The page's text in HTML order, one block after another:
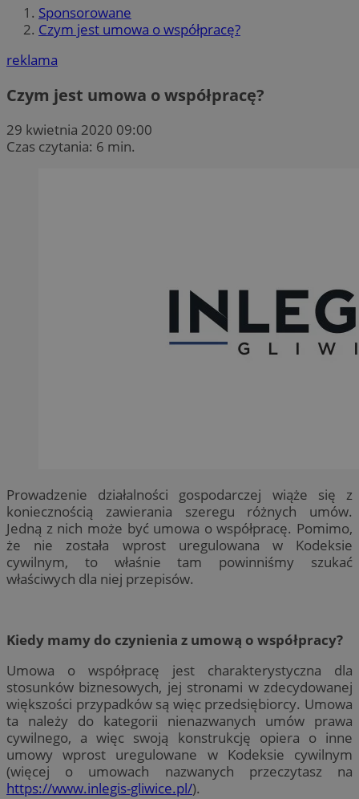
Sponsorowane
Czym jest umowa o współpracę?
reklama
Czym jest umowa o współpracę?
29 kwietnia 2020 09:00
Czas czytania: 6 min.
Prowadzenie działalności gospodarczej wiąże się z
koniecznością zawierania szeregu różnych umów.
Jedną z nich może być umowa o współpracę. Pomimo,
że nie została wprost uregulowana w Kodeksie
cywilnym, to właśnie tam powinniśmy szukać
właściwych dla niej przepisów.
Kiedy mamy do czynienia z umową o współpracy?
Umowa o współpracę jest charakterystyczna dla
stosunków biznesowych, jej stronami w zdecydowanej
większości przypadków są więc przedsiębiorcy. Umowa
ta należy do kategorii nienazwanych umów prawa
cywilnego, a więc swoją konstrukcję opiera o inne
umowy wprost uregulowane w Kodeksie cywilnym
(więcej o umowach nazwanych przeczytasz na
https://www.inlegis-gliwice.pl/).